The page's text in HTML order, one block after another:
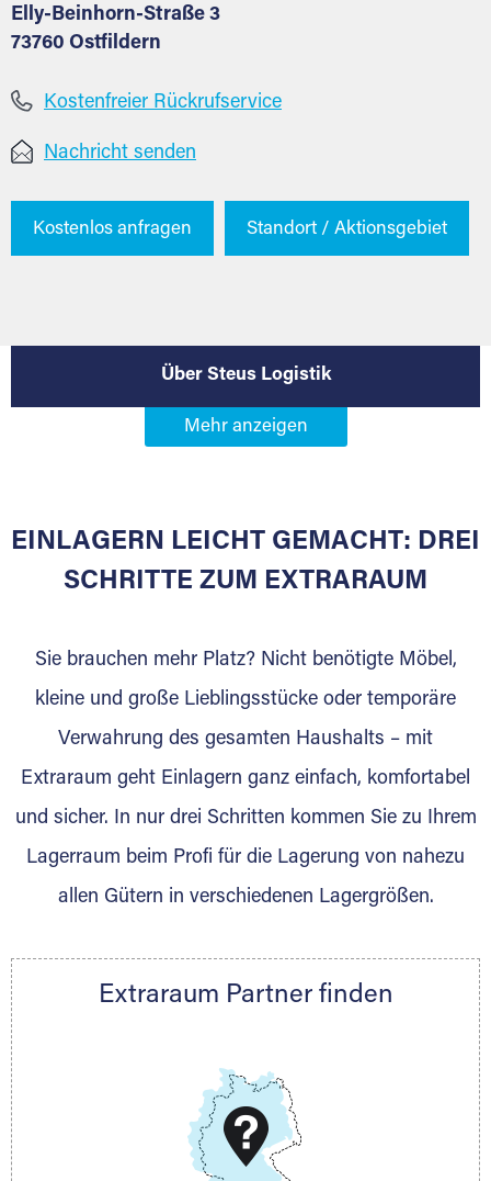
Elly-Beinhorn-Straße 3
73760 Ostfildern
Kostenfreier Rückrufservice
Nachricht senden
Kostenlos anfragen Standort / Aktionsgebiet
Über Steus Logistik
DAS SIND WIR
im Mittelpunkt. Durch Erfahrung entwickeln
wir uns stetig weiter. Termintreue, eine
freuen uns auf Ihre Anfrage. Steus Logistik
DAS KÖNNEN WIR
Wir können Ihnen nach Ihrem Platzbedarf und dem
EINLAGERN LEICHT GEMACHT: DREI
SCHRITTE ZUM EXTRARAUM
Sie brauchen mehr Platz? Nicht benötigte Möbel,
kleine und große Lieblingsstücke oder temporäre
Verwahrung des gesamten Haushalts – mit
Extraraum geht Einlagern ganz einfach, komfortabel
und sicher. In nur drei Schritten kommen Sie zu Ihrem
Lagerraum beim Profi für die Lagerung von nahezu
allen Gütern in verschiedenen Lagergrößen.
Extraraum Partner finden